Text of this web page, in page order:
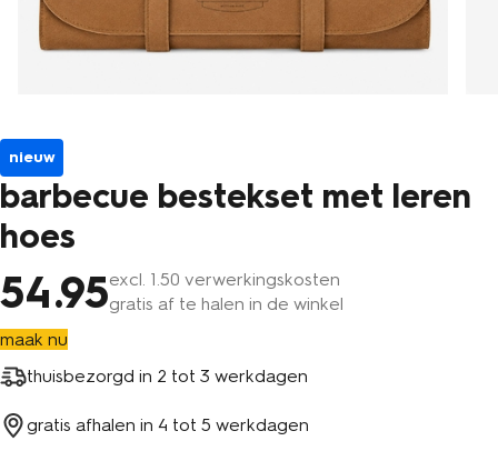
nieuw
barbecue bestekset met leren
hoes
54.95excl. 1 .50 verwerkingskosten
gratis af te halen in de winkel
maak nu
thuisbezorgd in 2 tot 3 werkdagen
gratis afhalen in 4 tot 5 werkdagen